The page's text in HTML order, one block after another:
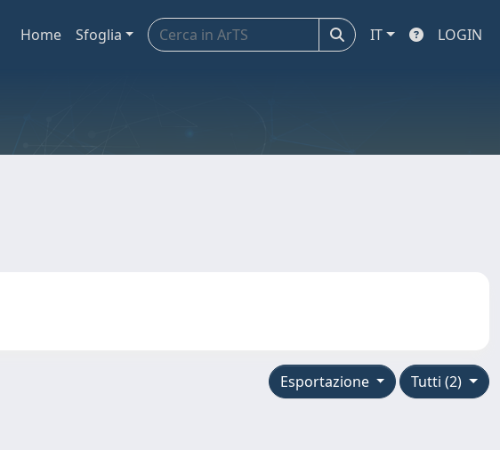
Home Sfoglia IT LOGIN
Tutti (2)
Esportazione